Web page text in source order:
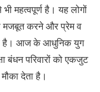
महत्वपूर्ण है। यह लोगों
मजबूत करने और प्रेम व
है। आज के आधुनिक युग
बंधन परिवारों को एकजुट
देता है।